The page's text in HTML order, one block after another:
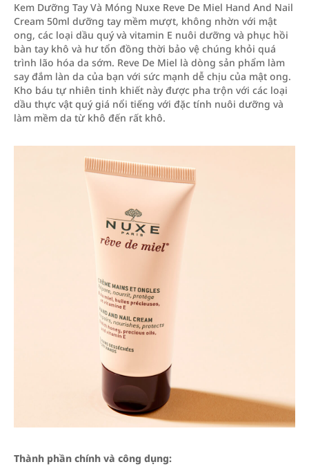
Kem Dưỡng Tay Và Móng Nuxe Reve De Miel Hand And Nail
Cream 50ml dưỡng tay mềm mượt, không nhờn với mật
ong, các loại dầu quý và vitamin E nuôi dưỡng và phục hồi
bàn tay khô và hư tổn đồng thời bảo vệ chúng khỏi quá
trình lão hóa da sớm. Reve De Miel là dòng sản phẩm làm
say đắm làn da của bạn với sức mạnh dễ chịu của mật ong.
Kho báu tự nhiên tinh khiết này được pha trộn với các loại
dầu thực vật quý giá nổi tiếng với đặc tính nuôi dưỡng và
làm mềm da từ khô đến rất khô.
Thành phần chính và công dụng: